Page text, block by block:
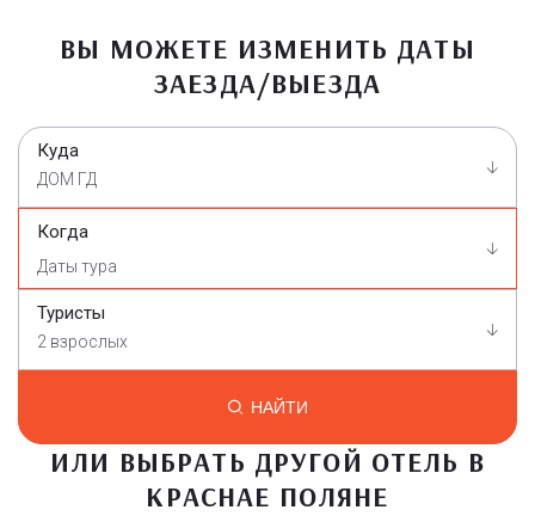
ВЫ МОЖЕТЕ ИЗМЕНИТЬ ДАТЫ
ЗАЕЗДА/ВЫЕЗДА
Куда
ДОМ ГД
Когда
Туристы
2 взрослых
НАЙТИ
ИЛИ ВЫБРАТЬ ДРУГОЙ ОТЕЛЬ В
КРАСНАЕ ПОЛЯНЕ